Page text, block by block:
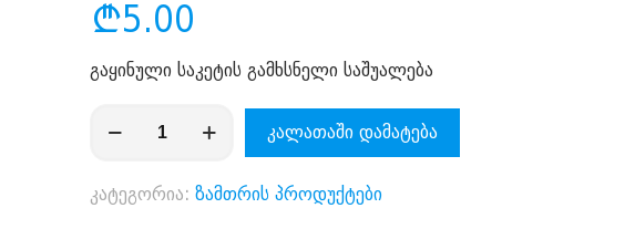
₾5.00
გაყინული საკეტის გამხსნელი საშუალება
111
კალათაში დამატება
კატეგორია: ზამთრის პროდუქტები